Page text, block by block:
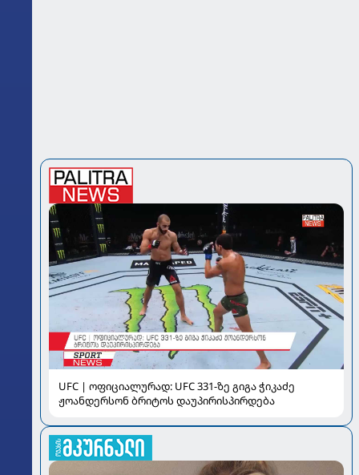
UFC | ოფიციალურად: UFC 331-ზე გიგა ჭიკაძე
ჟოანდერსონ ბრიტოს დაუპირისპირდება